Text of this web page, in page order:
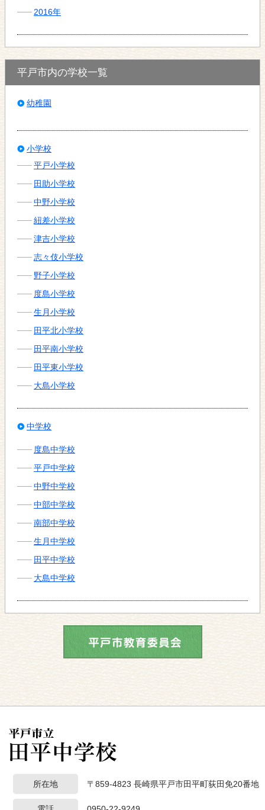
2016年
平戸市内の学校一覧
幼稚園
小学校
平戸小学校
田助小学校
中野小学校
紐差小学校
津吉小学校
志々伎小学校
野子小学校
度島小学校
生月小学校
田平北小学校
田平南小学校
田平東小学校
大島小学校
中学校
度島中学校
平戸中学校
中野中学校
中部中学校
南部中学校
生月中学校
田平中学校
大島中学校
所在地 〒859-4823 長崎県平戸市田平町荻田免20番地